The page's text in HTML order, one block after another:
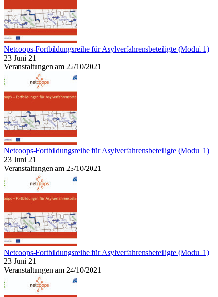
Netcoops-Fortbildungsreihe für Asylverfahrensbeteiligte (Modul 1)
23 Juni 21
Veranstaltungen am 22/10/2021
Netcoops-Fortbildungsreihe für Asylverfahrensbeteiligte (Modul 1)
23 Juni 21
Veranstaltungen am 23/10/2021
Netcoops-Fortbildungsreihe für Asylverfahrensbeteiligte (Modul 1)
23 Juni 21
Veranstaltungen am 24/10/2021